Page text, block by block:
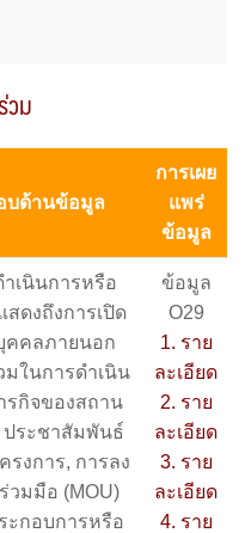
วม
บด้านข้อมูล
การเผย
แพร่
ข้อมูล
เนินการหรือ
ดงถึงการเปิด
คคลภายนอก
ในการดําเนิน
รกิจของสถาน
ประชาสัมพันธ์
รงการ, การลง
วมมือ (MOU)
ะกอบการหรือ
ข้อมูล
O29
1. ราย
ละเอียด
2. ราย
ละเอียด
3. ราย
ละเอียด
4. ราย